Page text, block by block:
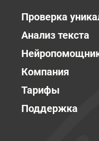
Проверка
Анализ текста
Компания
Тарифы
Поддержка